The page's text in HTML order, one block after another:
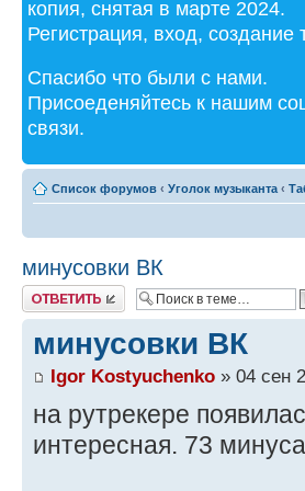
копия, снятая в марте 2024.
Регистрация, вход,
Спасибо что были с нами.
Присоеденяйтесь к нашим
связи.
Список форумов ‹ Уголок музыканта ‹
минусовки ВК
Ответить
минусовки ВК
Igor Kostyuchenko » 04 сен
на рутрекере
интересная. 73